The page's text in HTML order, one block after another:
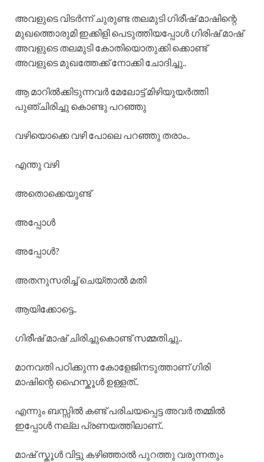
അവളുടെ വിടർന്ന് ചുരുണ്ട തലമുടി ഗിരീഷ് മാഷിന്റെ
മുഖത്തൊരുമി ഇക്കിളി പെടുത്തിയപ്പോൾ ഗിരിഷ് മാഷ്
അവളുടെ തലമുടി കോതിയൊതുക്കി ക്കൊണ്ട്
അവളുടെ മുഖത്തേക്ക് നോക്കി ചോദിച്ചു..
ആ മാറിൽക്കിടുന്നവർ മേലോട്ട് മിഴിയുയർത്തി
പുഞ്ചിരിച്ചു കൊണ്ടു പറഞ്ഞു
വഴിയൊക്കെ വഴി പോലെ പറഞ്ഞു തരാം..
എന്തു വഴി
അതൊക്കെയുണ്ട്
അപ്പോൾ
അപ്പോൾ?
അതനുസരിച്ച് ചെയ്താൽ മതി
ആയിക്കോട്ടെ..
ഗിരീഷ് മാഷ് ചിരിച്ചുകൊണ്ട് സമ്മതിച്ചു..
മാനവതി പഠിക്കുന്ന കോളേജിനടുത്താണ് ഗിരി
മാഷിന്റെ ഹൈസ്കൂൾ ഉള്ളത്..
എന്നും ബസ്സിൽ കണ്ട് പരിചയപ്പെട്ട അവർ തമ്മിൽ
ഇപ്പോൾ നല്ല പ്രണയത്തിലാണ്..
മാഷ് സ്കൂൾ വിട്ടു കഴിഞ്ഞാൽ പുറത്തു വരുന്നതും